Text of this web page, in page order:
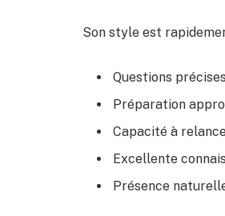
Son style est
Questions
Préparation
Capacité à
Excellente
Présence